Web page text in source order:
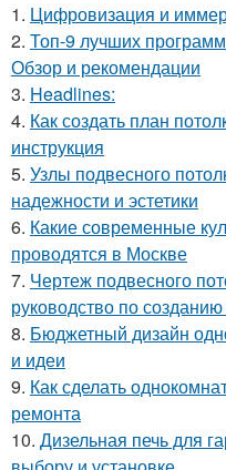
1. Цифровизация и
2. Топ-9 лучших
Обзор и рекомендации
3. Headlines:
4. Как создать план
инструкция
5. Узлы подвесного
надежности и эстетики
6. Какие современные
проводятся в Москве
7. Чертеж подвесного
руководство по
8. Бюджетный дизайн
и идеи
9. Как сделать
ремонта
10. Дизельная печь для